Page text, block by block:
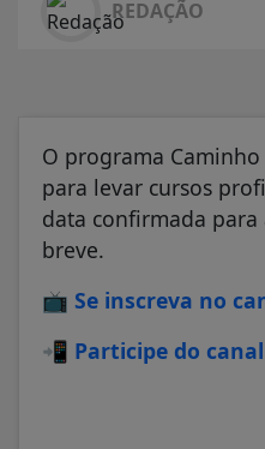
REDAÇÃO
O programa
para levar cursos
data confirmada
breve.
📺 Se inscreva no
📲 Participe do